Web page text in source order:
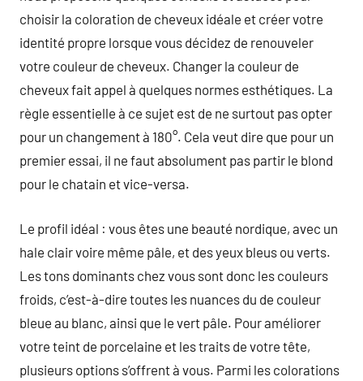
choisir la coloration de cheveux idéale et créer votre
identité propre lorsque vous décidez de renouveler
votre couleur de cheveux. Changer la couleur de
cheveux fait appel à quelques normes esthétiques. La
règle essentielle à ce sujet est de ne surtout pas opter
pour un changement à 180°. Cela veut dire que pour un
premier essai, il ne faut absolument pas partir le blond
pour le chatain et vice-versa.
Le profil idéal : vous êtes une beauté nordique, avec un
hale clair voire même pâle, et des yeux bleus ou verts.
Les tons dominants chez vous sont donc les couleurs
froids, c’est-à-dire toutes les nuances du de couleur
bleue au blanc, ainsi que le vert pâle. Pour améliorer
votre teint de porcelaine et les traits de votre tête,
plusieurs options s’offrent à vous. Parmi les colorations